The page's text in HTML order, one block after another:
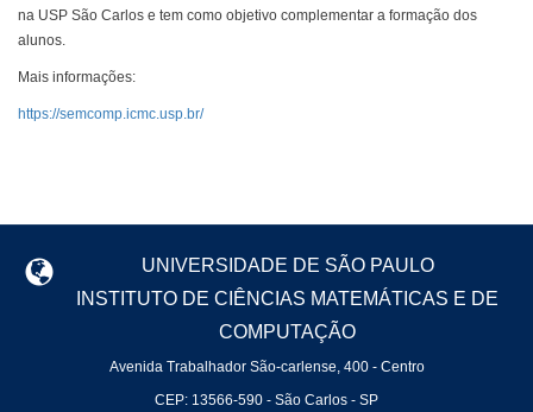
na USP São Carlos e tem como objetivo complementar a formação dos
alunos.
Mais informações:
https://semcomp.icmc.usp.br/
UNIVERSIDADE DE SÃO PAULO
INSTITUTO DE CIÊNCIAS MATEMÁTICAS E DE
COMPUTAÇÃO
Avenida Trabalhador São-carlense, 400 - Centro
CEP: 13566-590 - São Carlos - SP